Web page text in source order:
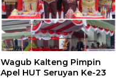
Wagub Kalteng Pimpin
Apel HUT Seruyan Ke-23